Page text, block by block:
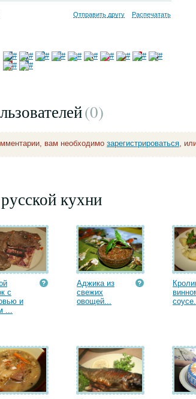
Отправить другу Распечатать
(0)
вам необходимо зарегистрироваться,
кухни
с
и
...
Аджика из
свежих
овощей...